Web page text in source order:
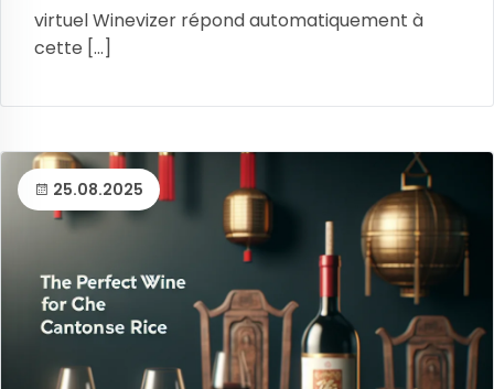
virtuel Winevizer répond automatiquement à
cette [...]
25.08.2025